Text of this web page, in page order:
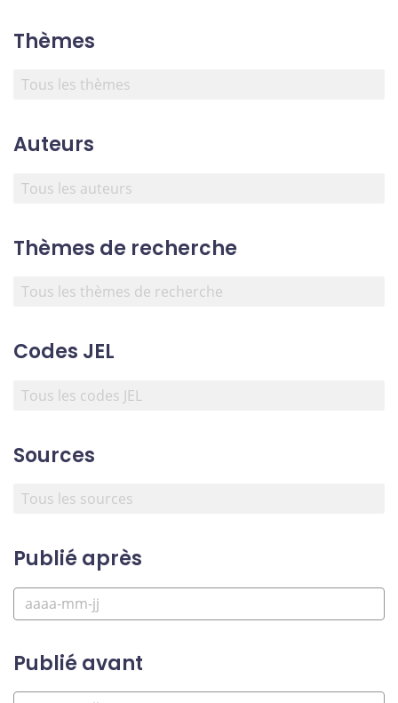
Thèmes
Auteurs
Thèmes de recherche
Codes JEL
Sources
Publié après
Publié avant